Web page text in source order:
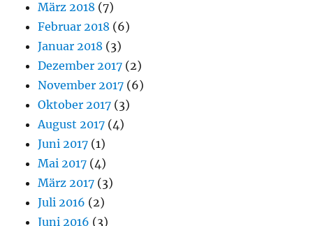
März 2018 (7)
Februar 2018 (6)
Januar 2018 (3)
Dezember 2017 (2)
November 2017 (6)
Oktober 2017 (3)
August 2017 (4)
Juni 2017 (1)
Mai 2017 (4)
März 2017 (3)
Juli 2016 (2)
Juni 2016 (3)